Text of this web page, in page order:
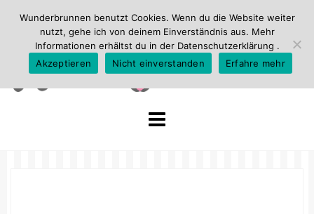
Wunderbrunnen benutzt Cookies. Wenn du die Website weiter
nutzt, gehe ich von deinem Einverständnis aus. Mehr
Informationen erhältst du in der Datenschutzerklärung .
Akzeptieren
Nicht einverstanden Erfahre mehr